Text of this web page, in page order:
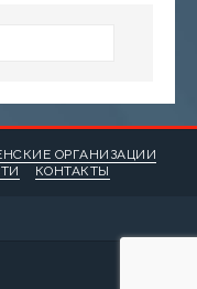
ОРГАНИЗАЦИИ
КОНТАКТЫ